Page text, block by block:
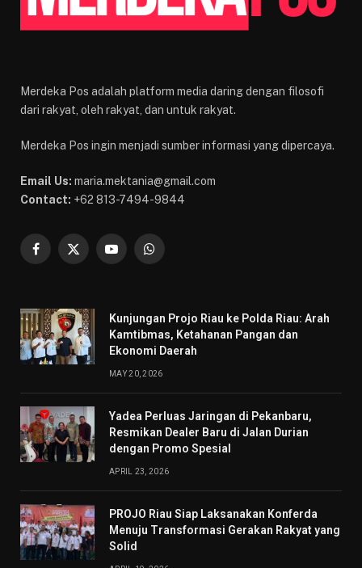
Merdeka Pos adalah platform media daring dengan filosofi
dari rakyat, oleh rakyat, dan untuk rakyat.
Merdeka Pos ingin menjadi sumber informasi yang dipercaya.
Email Us: maria.mektania@gmail.com
Contact: +62 813-7494-9844
Facebook
X
YouTubeWhatsApp
Kunjungan Projo Riau ke Polda Riau: Arah
Kamtibmas, Ketahanan Pangan dan
Ekonomi Daerah
MAY 20, 2026
Yadea Perluas Jaringan di Pekanbaru,
Resmikan Dealer Baru di Jalan Durian
dengan Promo Spesial
APRIL 23, 2026
PROJO Riau Siap Laksanakan Konferda
Menuju Transformasi Gerakan Rakyat yang
Solid